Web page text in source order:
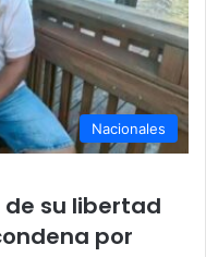
Nacionales
de su libertad
por